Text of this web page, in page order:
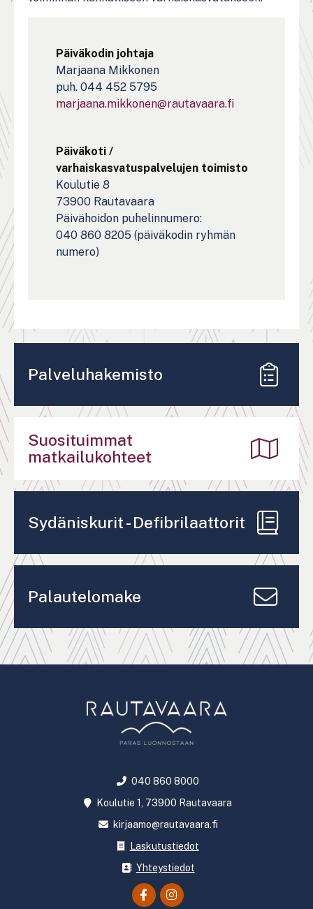
Päiväkodin johtaja
Marjaana Mikkonen
puh. 044 452 5795
marjaana.mikkonen@rautavaara.fi
Päiväkoti /
varhaiskasvatuspalvelujen toimisto
Koulutie 8
73900 Rautavaara
Päivähoidon puhelinnumero:
040 860 8205 (päiväkodin ryhmän
numero)
Palveluhakemisto
Suosituimmat
matkailukohteet
Sydäniskurit - Defibrilaattorit
Palautelomake
040 860 8000
Koulutie 1, 73900 Rautavaara
kirjaamo@rautavaara.fi
Laskutustiedot
Yhteystiedot